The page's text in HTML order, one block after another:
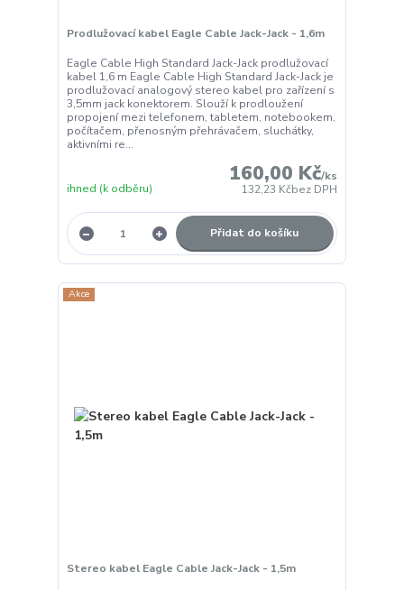
Prodlužovací kabel Eagle Cable Jack-Jack - 1,6m
Eagle Cable High Standard Jack-Jack prodlužovací
kabel 1,6 m Eagle Cable High Standard Jack-Jack je
prodlužovací analogový stereo kabel pro zařízení s
3,5mm jack konektorem. Slouží k prodloužení
propojení mezi telefonem, tabletem, notebookem,
počítačem, přenosným přehrávačem, sluchátky,
aktivními re...
160,00 Kč/ks
132,23 Kčbez DPH
ihned (k odběru)
Přidat do košíku
Akce
Stereo kabel Eagle Cable Jack-Jack - 1,5m